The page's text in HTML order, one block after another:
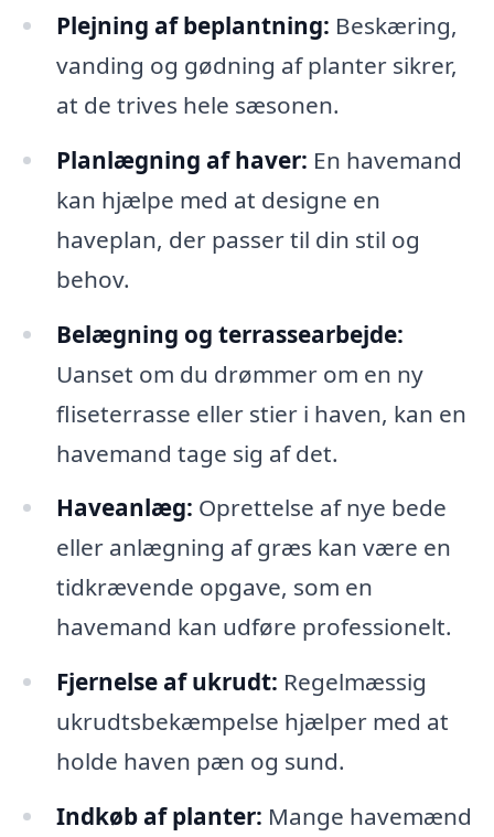
Plejning af beplantning: Beskæring,
vanding og gødning af planter sikrer,
at de trives hele sæsonen.
Planlægning af haver: En havemand
kan hjælpe med at designe en
haveplan, der passer til din stil og
behov.
Belægning og terrassearbejde:
Uanset om du drømmer om en ny
fliseterrasse eller stier i haven, kan en
havemand tage sig af det.
Haveanlæg: Oprettelse af nye bede
eller anlægning af græs kan være en
tidkrævende opgave, som en
havemand kan udføre professionelt.
Fjernelse af ukrudt: Regelmæssig
ukrudtsbekæmpelse hjælper med at
holde haven pæn og sund.
Indkøb af planter: Mange havemænd